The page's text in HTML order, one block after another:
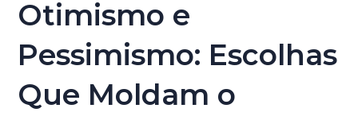
Otimismo e
Pessimismo: Escolhas
Que Moldam o